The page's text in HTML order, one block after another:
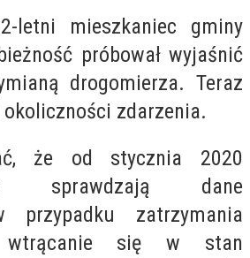
letni mieszkaniec gminy
próbował wyjaśnić
drogomierza. Teraz
zdarzenia.
że od stycznia 2020
sprawdzają dane
przypadku zatrzymania
się w stan